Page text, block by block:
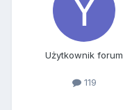
Użytkownik forum
119